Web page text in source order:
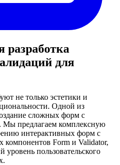
разработка
для
не только эстетики и
Одной из
сложных форм с
предлагаем комплексную
интерактивных форм с
компонентов Form и Validator,
уровень пользовательского